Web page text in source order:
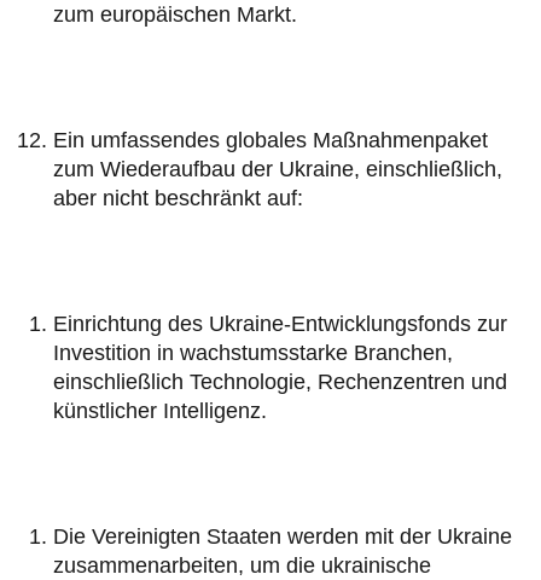
zum europäischen Markt.
Ein umfassendes globales Maßnahmenpaket
zum Wiederaufbau der Ukraine, einschließlich,
aber nicht beschränkt auf:
Einrichtung des Ukraine-Entwicklungsfonds zur
Investition in wachstumsstarke Branchen,
einschließlich Technologie, Rechenzentren und
künstlicher Intelligenz.
Die Vereinigten Staaten werden mit der Ukraine
zusammenarbeiten, um die ukrainische